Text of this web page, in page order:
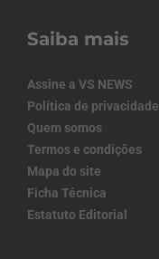
Saiba mais
Assine a VS NEWS
Política de privacidade
Quem somos
Termos e condições
Mapa do site
Ficha Técnica
Estatuto Editorial